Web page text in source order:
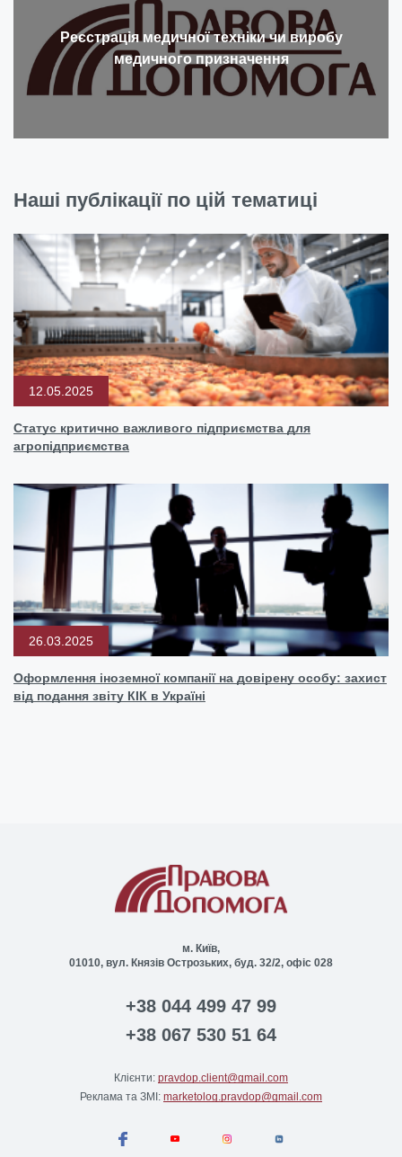
Реєстрація медичної техніки чи виробу
медичного призначення
Наші публікації по цій тематиці
12.05.2025
Статус критично важливого підприємства для
агропідприємства
26.03.2025
Оформлення іноземної компанії на довірену особу: захист
від подання звіту КІК в Україні
м. Київ,
01010, вул. Князів Острозьких, буд. 32/2, офіс 028
+38 044 499 47 99
+38 067 530 51 64
Клієнти: pravdop.client@gmail.com
Реклама та ЗМІ: marketolog.pravdop@gmail.com